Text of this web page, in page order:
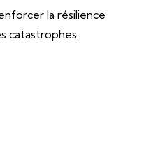
la résilience
catastrophes.